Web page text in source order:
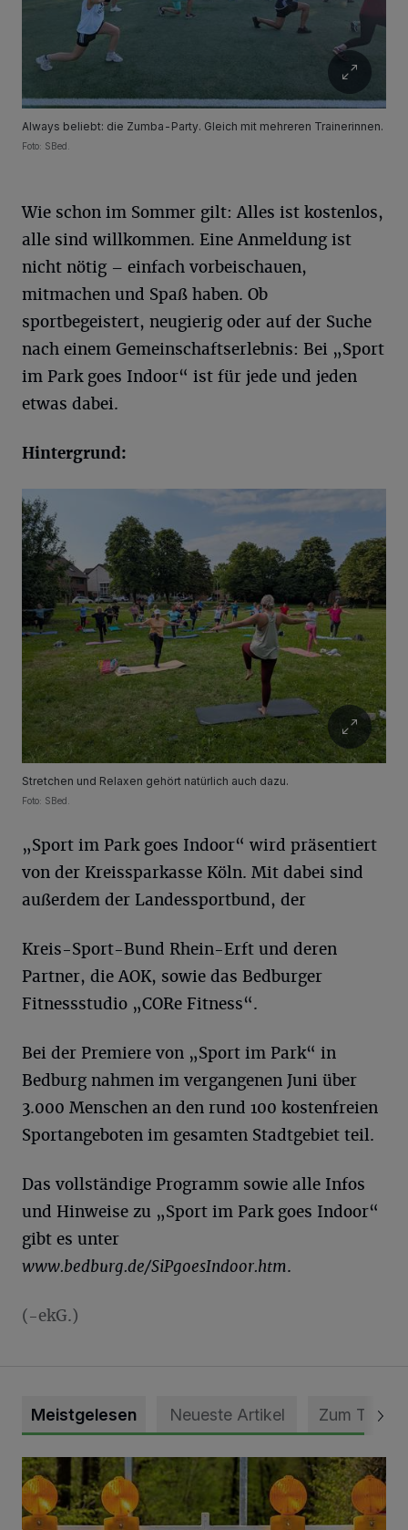
Always beliebt: die Zumba-Party. Gleich mit mehreren Trainerinnen.
Foto: SBed.
Wie schon im Sommer gilt: Alles ist kostenlos,
alle sind willkommen. Eine Anmeldung ist
nicht nötig – einfach vorbeischauen,
mitmachen und Spaß haben. Ob
sportbegeistert, neugierig oder auf der Suche
nach einem Gemeinschaftserlebnis: Bei „Sport
im Park goes Indoor“ ist für jede und jeden
etwas dabei.
Hintergrund:
Stretchen und Relaxen gehört natürlich auch dazu.
Foto: SBed.
„Sport im Park goes Indoor“ wird präsentiert
von der Kreissparkasse Köln. Mit dabei sind
außerdem der Landessportbund, der
Kreis-Sport-Bund Rhein-Erft und deren
Partner, die AOK, sowie das Bedburger
Fitnessstudio „CORe Fitness“.
Bei der Premiere von „Sport im Park“ in
Bedburg nahmen im vergangenen Juni über
3.000 Menschen an den rund 100 kostenfreien
Sportangeboten im gesamten Stadtgebiet teil.
Das vollständige Programm sowie alle Infos
und Hinweise zu „Sport im Park goes Indoor“
gibt es unter
www.bedburg.de/SiPgoesIndoor.htm.
(-ekG.)
Meistgelesen Neueste Artikel Zum Thema
Vollsperrung der Talstraße in Grevenbroich-Kapellen